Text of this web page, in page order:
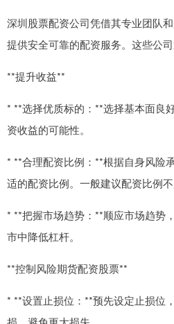
深圳股票配资公司凭借其专业团队
提供安全可靠的配资服务。这些公
**提升收益**
* **选择优质标的：**选择基本面良
资收益的可能性。
* **合理配资比例：**根据自身风险
适的配资比例。一般建议配资比例不
* **把握市场趋势：**顺应市场趋势
市中降低杠杆。
**控制风险期货配资股票**
* **设置止损位：**预先设定止损位